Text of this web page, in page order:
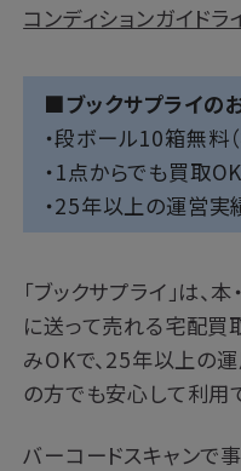
コンディションガイドラ
■ブックサプライの
・段ボール10箱無料
・1点からでも買取OK
・25年以上の運営実
「ブックサプライ 」は、
に送って売れる宅配買
みOKで、25年以上の
の方でも安心して利用
バーコードスキャンで